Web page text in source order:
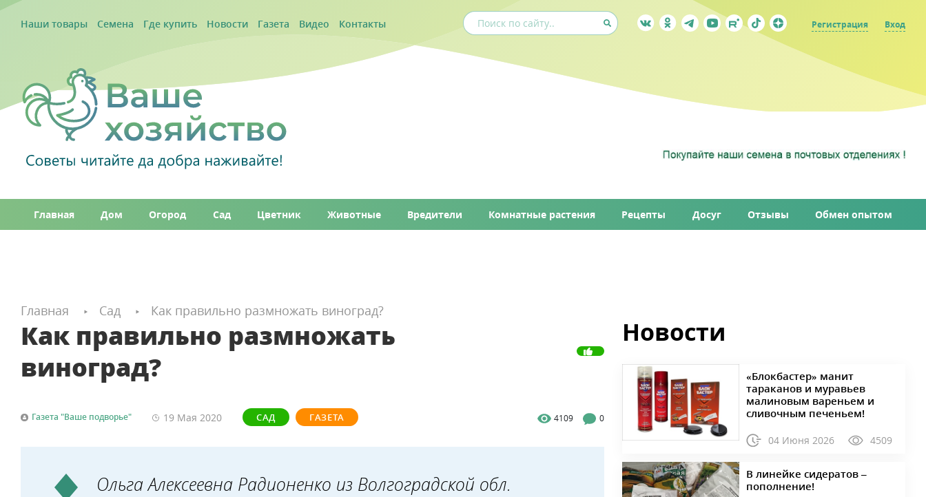
Наши товары Семена Где купить Новости Газета Видео Контакты Регистрация Вход
Главная Дом Огород Сад Цветник Животные Вредители Комнатные растения Рецепты Досуг Отзывы Обмен опытом
Главная Сад Как правильно размножать виноград?
Как правильно размножать
виноград?
Газета "Ваше подворье" 19 Мая 2020 САД ГАЗЕТА 4109 0
Ольга Алексеевна Радионенко из Волгоградской обл.
Новости
«Блокбастер» манит
тараканов и муравьев
малиновым вареньем и
сливочным печеньем!
04 Июня 2026 4509
В линейке сидератов –
пополнение!